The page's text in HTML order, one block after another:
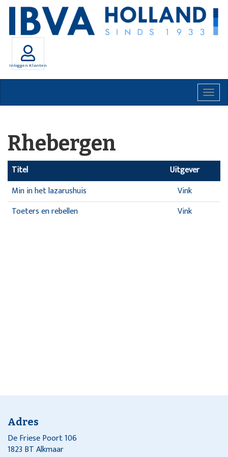
Inloggen Klanten
Rhebergen
Titel
Uitgever
Min in het lazarushuis
Vink
Toeters en rebellen
Vink
Adres
De Friese Poort 106
1823 BT Alkmaar